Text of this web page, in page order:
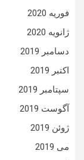
فوریه 2020
ژانویه 2020
دسامبر 2019
اکتبر 2019
سپتامبر 2019
آگوست 2019
ژوئن 2019
می 2019